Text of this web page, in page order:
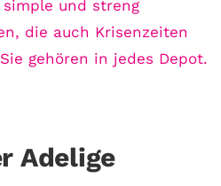
simple und streng
die auch Krisenzeiten
gehören in jedes Depot.
Adelige